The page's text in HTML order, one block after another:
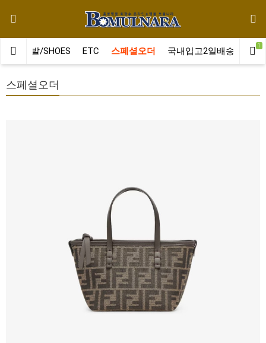
신발/SHOES ETC 스페셜오더 국내입고2일배송 클
1
스페셜오더